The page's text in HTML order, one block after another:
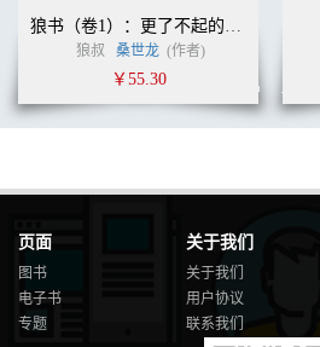
12.5.1 思维导图的构造思路 302
12.5.2 思维导图的制作 305
第13章 地图的应用 312
13.1 值域的颜色 312
13.2 标注 316
13.3.1 带有箭头的标线 322
13.3.2 球面地图的标线 324
13.4 拖曳和缩放 326
13.4.1 平面地图 326
13.4.2 球面地图 329
狼叔 桑世龙 (作者)
￥55.30
页面
图书
电子书
专题
关于我们
关于我们
用户协议
联系我们